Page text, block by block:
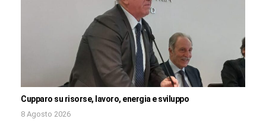
Cupparo su risorse, lavoro, energia e sviluppo
8 Agosto 2026